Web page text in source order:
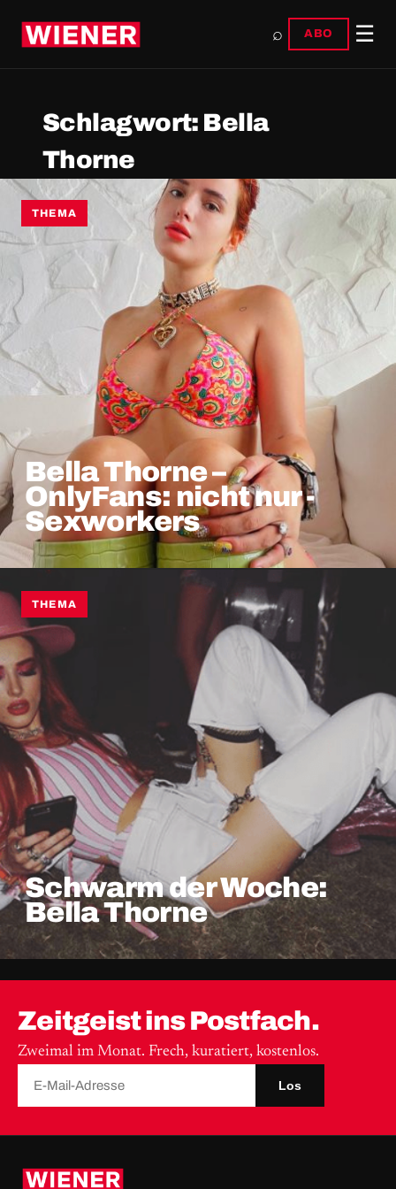
⌕ ABO ☰
Schlagwort: Bella
Thorne
THEMA
Bella Thorne –
OnlyFans: nicht nur ­
Sexworkers
THEMA
Schwarm der Woche:
Bella Thorne
Zeitgeist ins Postfach.
Zweimal im Monat. Frech, kuratiert, kostenlos.
Los